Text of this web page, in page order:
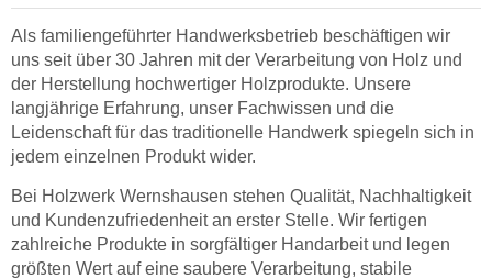
Als familiengeführter Handwerksbetrieb beschäftigen wir
uns seit über 30 Jahren mit der Verarbeitung von Holz und
der Herstellung hochwertiger Holzprodukte. Unsere
langjährige Erfahrung, unser Fachwissen und die
Leidenschaft für das traditionelle Handwerk spiegeln sich in
jedem einzelnen Produkt wider.
Bei Holzwerk Wernshausen stehen Qualität, Nachhaltigkeit
und Kundenzufriedenheit an erster Stelle. Wir fertigen
zahlreiche Produkte in sorgfältiger Handarbeit und legen
größten Wert auf eine saubere Verarbeitung, stabile